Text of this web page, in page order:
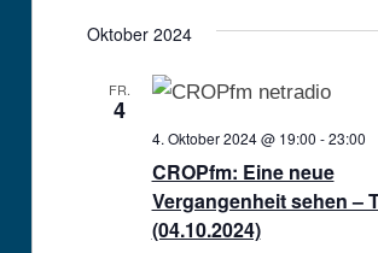
Oktober 2024
FR.
4
CROPfm: Eine neue
Vergangenheit sehen –
(04.10.2024)
4. Oktober 2024 @ 19:00 -23:00